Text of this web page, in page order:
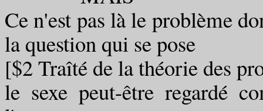
Ce n'est pas là le problème
la question qui se pose
[$2 Traîté de la théorie des
le sexe peut-être regardé